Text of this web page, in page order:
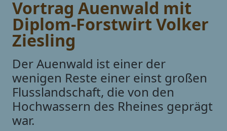
Vortrag Auenwald mit
Diplom-Forstwirt Volker
Ziesling
Der Auenwald ist einer der
wenigen Reste einer einst großen
Flusslandschaft, die von den
Hochwassern des Rheines geprägt
war.